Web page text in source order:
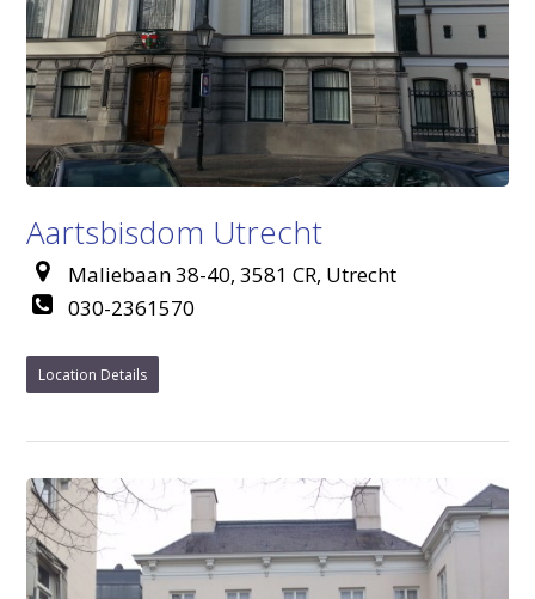
Aartsbisdom Utrecht
Maliebaan 38-40, 3581 CR, Utrecht
030-2361570
Location Details